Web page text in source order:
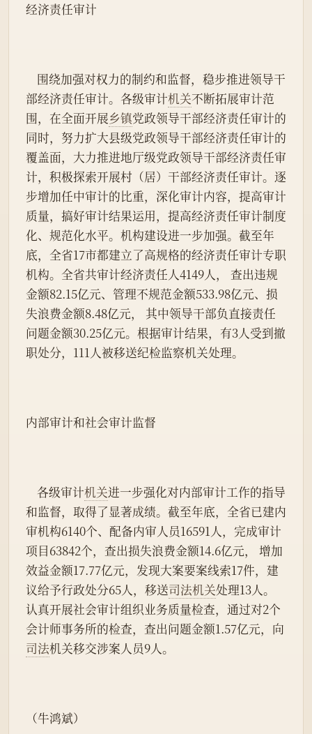
经济责任审计
部经济责任审计。各级审计机关不断拓展审计范
围，在全面开展乡镇党政领导干部经济责任审计的
同时，努力扩大县级党政领导干部经济责任审计的
覆盖面，大力推进地厅级党政领导干部经济责任审
计，积极探索开展村（居）干部经济责任审计。逐
步增加任中审计的比重，深化审计内容，提高审计
质量，搞好审计结果运用，提高经济责任审计制度
化、规范化水平。机构建设进一步加强。截至年
底，全省17市都建立了高规格的经济责任审计专职
机构。全省共审计经济责任人4149人， 查出违规
金额82.15亿元、管理不规范金额533.98亿元、损
失浪费金额8.48亿元， 其中领导干部负直接责任
问题金额30.25亿元。根据审计结果，有3人受到撤
职处分，111人被移送纪检监察机关处理。
内部审计和社会审计监督
    各级审计
机关进一步强化对内部审计工作的指导
和监督，取得了显著成绩。截至年底，全省已建内
审机构6140个、配备内审人员16591人，完成审计
项目63842个，查出损失浪费金额14.6亿元， 增加
效益金额17.77亿元，发现大案要案线索17件，建
议给予行政处分65人，移送司法机关处理13人。
认真开展社会审计组织业务质量检查，通过对2个
会计师事务所的检查，查出问题金额1.57亿元，向
司法机关移交涉案人员9人。
（牛鸿斌）